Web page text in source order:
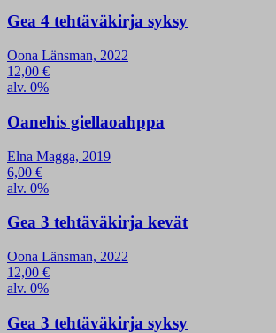
Gea 4 tehtäväkirja syksy
Oona Länsman, 2022
12,00 €
alv. 0%
Oanehis giellaoahppa
Elna Magga, 2019
6,00 €
alv. 0%
Gea 3 tehtäväkirja kevät
Oona Länsman, 2022
12,00 €
alv. 0%
Gea 3 tehtäväkirja syksy